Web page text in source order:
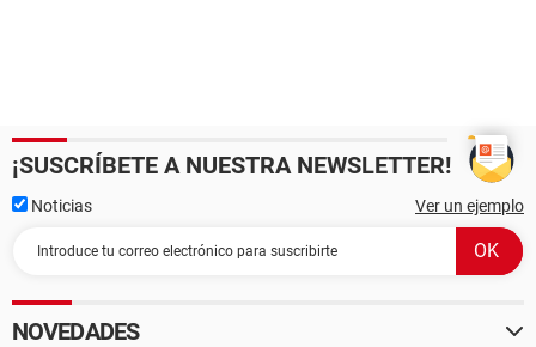
¡SUSCRÍBETE A NUESTRA NEWSLETTER!
Noticias Ver un ejemplo
NOVEDADES